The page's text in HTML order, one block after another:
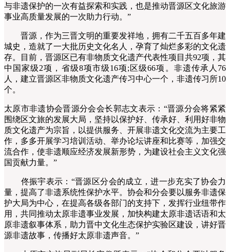
与非遗保护的一次有益探索和实践，也是推动晋源区文化旅游
事业高质量发展的一次助力行动。”
晋源，作为三晋文明的重要发祥地，拥有二千五百多年建
城史，造就了一大批历史文化名人，孕育了灿烂多彩的文化遗
存。目前，晋源区已有非物质文化遗产代表性项目共92项，其
中国家级2项，省级8项市级16项;区级66项。非遗传承人76
人，建立晋源区非物质文化遗产传习中心一个，非遗传习所10
个。
太原市非遗协会晋源分会会长郭志文表示：“晋源分会将紧紧
围绕区文旅的发展大局，坚持以保护好、传承好、利用好非物
质文化遗产为宗旨，以提供服务、开展非遗文化交流为主要工
作，多多开展学习培训活动、举办论坛讲座和比赛等，加强交
流合作，使非遗顺应经济发展新形势，为建设社会主义文化强
国贡献力量。”
佟振宇表示：“晋源区分会的成立，进一步充实了协会力
量，提高了非遗系统性保护水平。协会和分会要以服务非遗保
护大局为中心，在提高各级各部门的支持下，发挥行业纽带作
用，共同推动太原非遗事业发展，加快构建太原非遗话语和太
原非遗叙事体系，助力晋中文化生态保护实验区建设，讲好晋
源非遗故事，传播好太原非遗声音。”